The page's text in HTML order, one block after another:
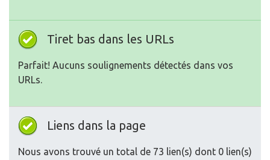
Tiret bas dans les URLs
Parfait! Aucuns soulignements détectés dans vos
URLs.
Liens dans la page
Nous avons trouvé un total de 73 lien(s) dont 0 lien(s)